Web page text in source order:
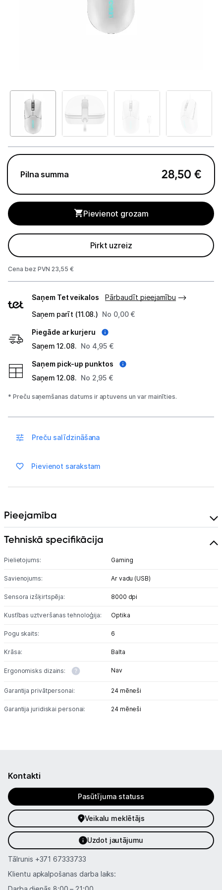
GAMING pasaule >
Portatīvie datori un piederumi
Stacionārie datori
Monitori
Peles
Klaviatūras
Web kameras
Gaming krēsli un galdi
Monitoru stiprinājumi
Spēļu konsoles un piederumi
Projektori un ekrāni
Tīkla iekārtas
Drukas iekārtas
Biroja piederumi
Telefoni, planšetdatori
Skaistumkopšana
Ražotāju atjaunota tehnika
Blogs
Piegāde un apmaksa
Uzņēmumiem
Tet pakalpojumi
Pilna summa 28,50 €
Pievienot grozam
Pirkt uzreiz
Cena bez PVN 23,55 €
veidi
Saņem Tet veikalos
Pārbaudīt pieejamību
Saņem parīt (11.08.) No 0,00 €
Piegāde ar kurjeru
Saņem 12.08. No 4,95 €
Saņem pick-up punktos
Saņem 12.08. No 2,95 €
* Preču saņemšanas datums ir aptuvens un var mainīties.
Preču salīdzināšana
Pievienot sarakstam
Pieejamība
Tehniskā specifikācija
Pielietojums: Gaming
Savienojums: Ar vadu (USB)
Sensora izšķirtspēja: 8000 dpi
Kustības uztveršanas tehnoloģija: Optika
Pogu skaits: 6
Krāsa: Balta
Ergonomisks dizains: Nav
Garantija privātpersonai: 24 mēneši
Garantija juridiskai personai: 24 mēneši
Kontakti
Pasūtījuma statuss
Veikalu meklētājs
Uzdot jautājumu
Tālrunis +371 67333733
Klientu apkalpošanas darba laiks: